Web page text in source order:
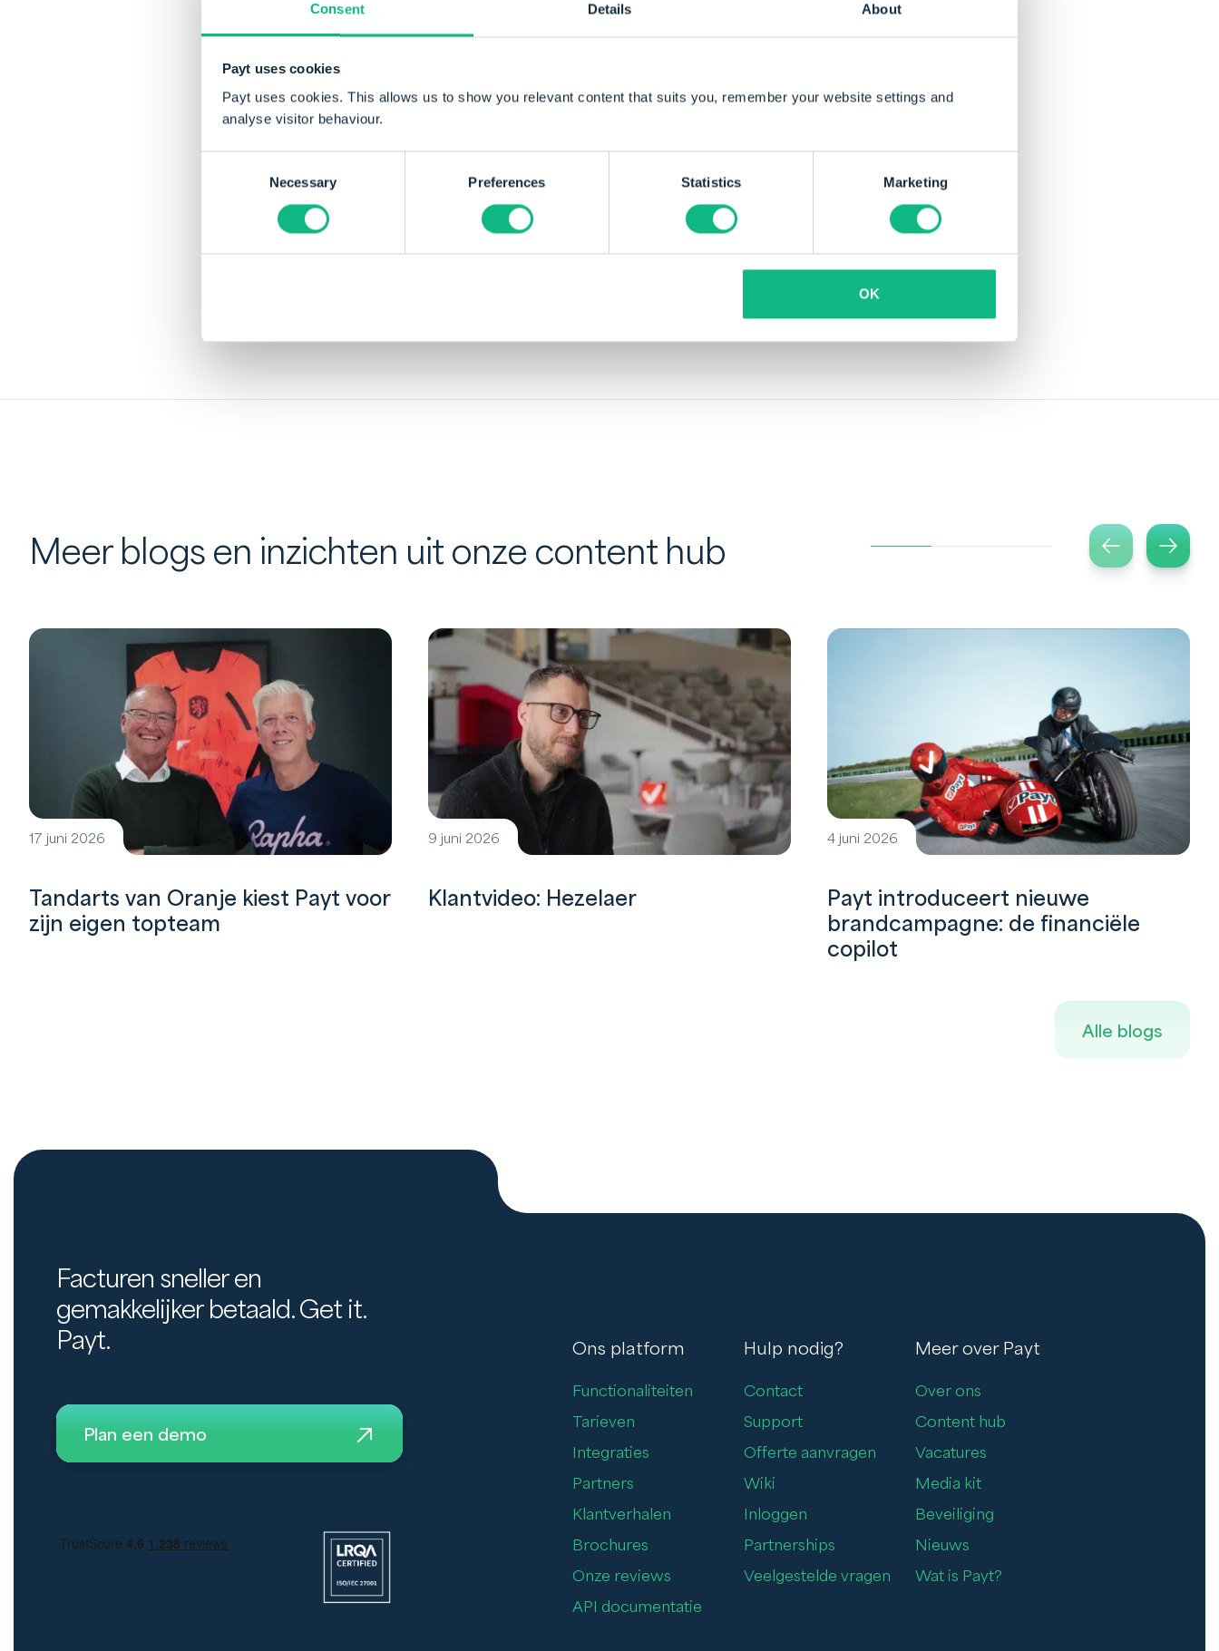
Consent Details About
Payt uses cookies
Payt uses cookies. This allows us to show you relevant content that suits you, remember your website settings and
analyse visitor behaviour.
Necessary Preferences Statistics Marketing
OK
Door Jeroen Krosse
altijd meer kansen dan problemen en werkt graag samen met
Deel dit artikel
Meer blogs en inzichten uit onze content hub
17 juni 2026
Tandarts van Oranje kiest Payt voor
zijn eigen topteam
9 juni 2026
Klantvideo: Hezelaer
4 juni 2026
Payt introduceert nieuwe
brandcampagne: de financiële
copilot
Alle blogs
Facturen sneller en
gemakkelijker betaald. Get it.
Payt.
Plan een demo
Ons platform
Functionaliteiten
Tarieven
Integraties
Partners
Klantverhalen
Brochures
Onze reviews
API documentatie
Hulp nodig?
Contact
Support
Offerte aanvragen
Wiki
Inloggen
Partnerships
Veelgestelde vragen
Meer over Payt
Over ons
Content hub
Vacatures
Media kit
Beveiliging
Nieuws
Wat is Payt?